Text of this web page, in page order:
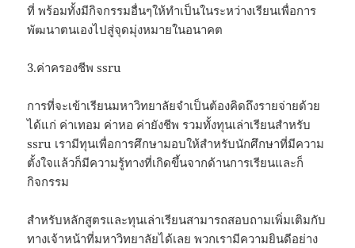
ที่ พร้อมทั้งมีกิจกรรมอื่นๆให้ทำเป็นในระหว่างเรียนเพื่อการ
พัฒนาตนเองไปสู่จุดมุ่งหมายในอนาคต
3.ค่าครองชีพ ssru
การที่จะเข้าเรียนมหาวิทยาลัยจำเป็นต้องคิดถึงรายจ่ายด้วย
ได้แก่ ค่าเทอม ค่าหอ ค่ายังชีพ รวมทั้งทุนเล่าเรียนสำหรับ
ssru เรามีทุนเพื่อการศึกษามอบให้สำหรับนักศึกษาที่มีความ
ตั้งใจแล้วก็มีความรู้ทางที่เกิดขึ้นจากด้านการเรียนและก็
กิจกรรม
สำหรับหลักสูตรและทุนเล่าเรียนสามารถสอบถามเพิ่มเติมกับ
ทางเจ้าหน้าที่มหาวิทยาลัยได้เลย พวกเรามีความยินดีอย่าง